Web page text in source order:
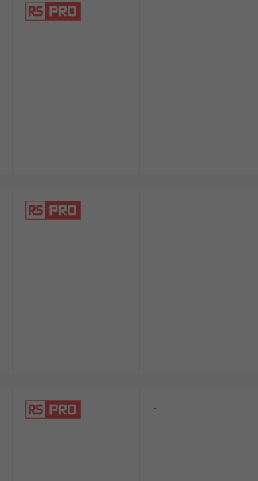
-
-
-